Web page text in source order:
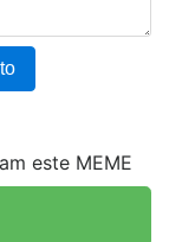
este MEME